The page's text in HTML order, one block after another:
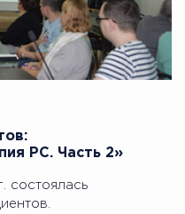
РС. Часть 2»
состоялась